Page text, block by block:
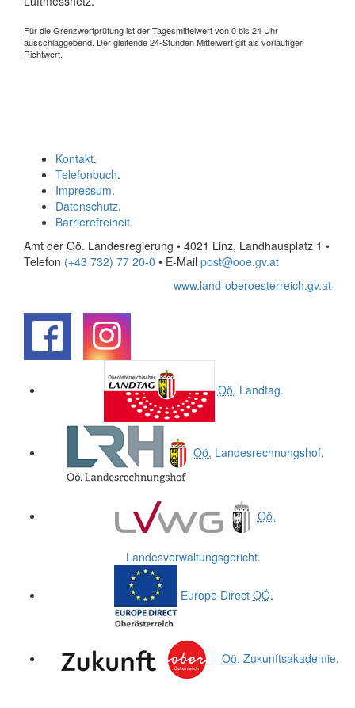
Für die Grenzwertprüfung ist der Tagesmittelwert von 0 bis 24 Uhr
ausschlaggebend. Der gleitende 24-Stunden Mittelwert gilt als vorläufiger
Richtwert.
Kontakt.
Telefonbuch.
Impressum.
Datenschutz.
Barrierefreiheit.
Amt der Oö. Landesregierung • 4021 Linz, Landhausplatz 1 •
Telefon (+43 732) 77 20-0 • E-Mail post@ooe.gv.at
www.land-oberoesterreich.gv.at
Oö. Landtag.
Oö. Landesrechnungshof.
Oö.
Landesverwaltungsgericht.
Europe Direct OÖ.
Oö. Zukunftsakademie.